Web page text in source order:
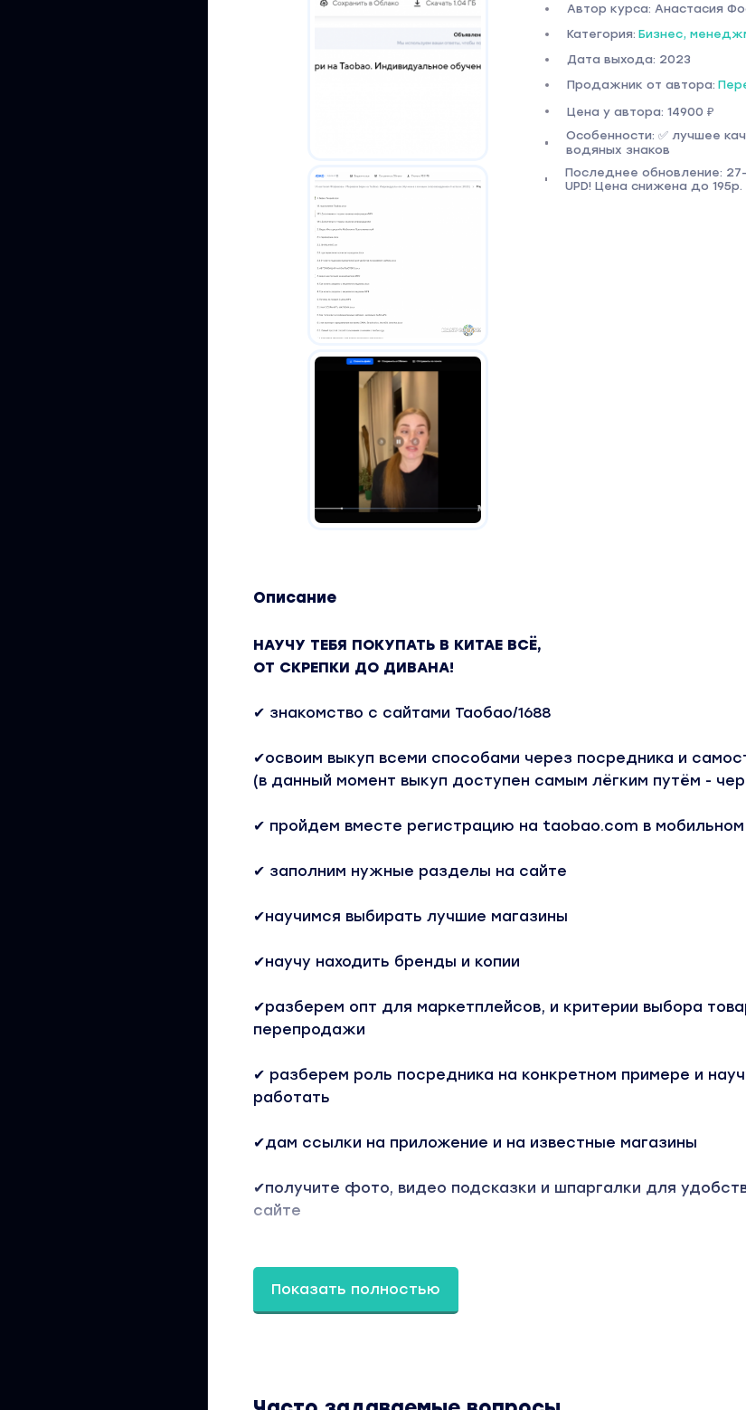
Автор курса: Анастасия
Категория: Бизнес,
Дата выхода: 2023
Продажник от автора:
Цена у автора: 14900 ₽
Особенности: ✅ лучшее
водяных знаков
Последнее обновление: 27-
UPD! Цена снижена до 195р.
Описание
НАУЧУ ТЕБЯ ПОКУПАТЬ В КИТАЕ ВСЁ,
ОТ СКРЕПКИ ДО ДИВАНА!
✔ знакомство с сайтами Таобао/1688
✔освоим выкуп всеми способами через посредника и
(в данный момент выкуп доступен самым лёгким путём -
✔ пройдем вместе регистрацию на taobao.com в мобильном
✔ заполним нужные разделы на сайте
✔научимся выбирать лучшие магазины
✔научу находить бренды и копии
✔разберем опт для маркетплейсов, и критерии выбора
перепродажи
✔ разберем роль посредника на конкретном примере и
работать
✔дам ссылки на приложение и на известные магазины
✔получите фото, видео подсказки и шпаргалки для
сайте
Показать полностью